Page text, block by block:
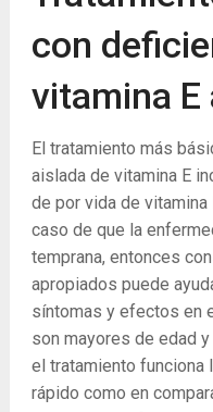
con
vitamina E
El tratamiento más
aislada de vitamina E
de por vida de
caso de que la
temprana, entonces
apropiados puede
síntomas y efectos en
son mayores de edad
el tratamiento funciona
rápido como en